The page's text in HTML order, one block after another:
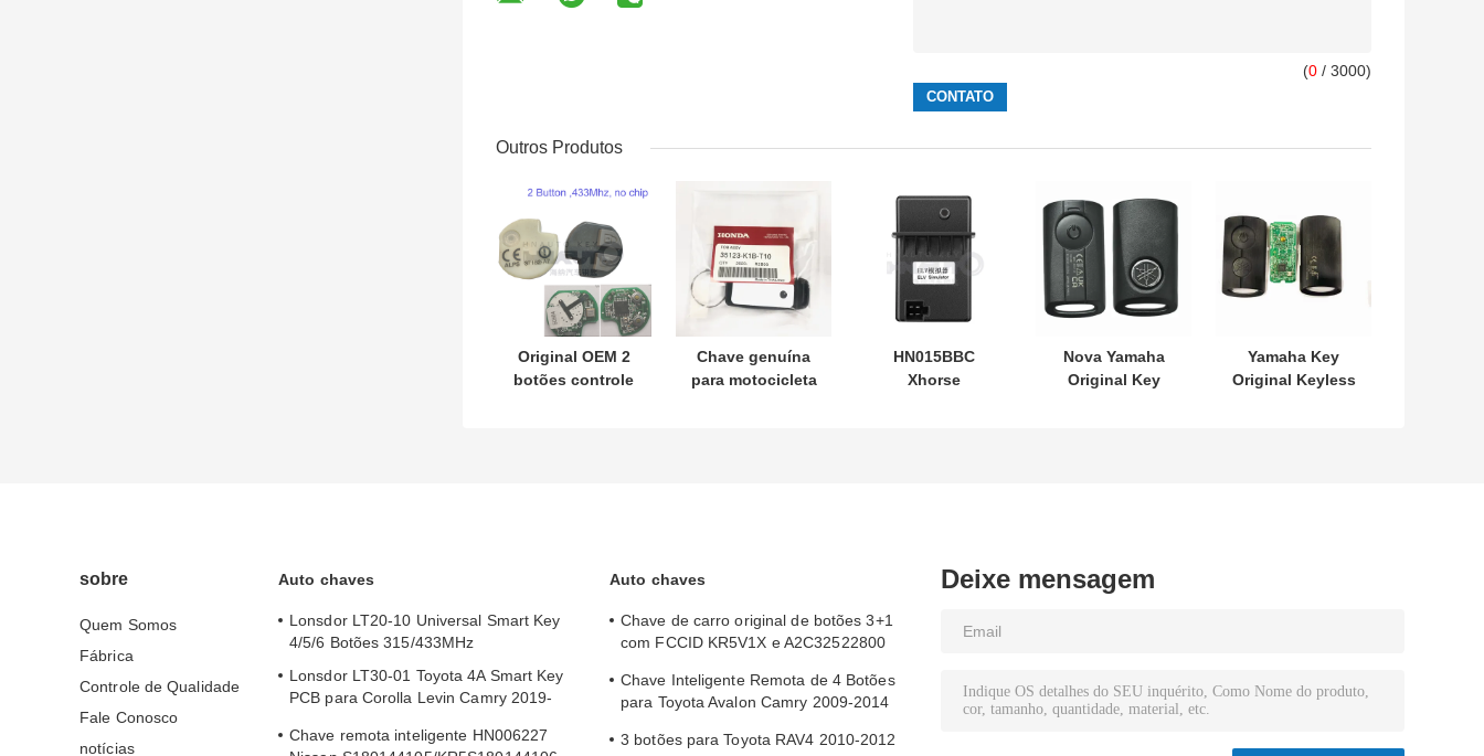
(0 / 3000)
Outros Produtos
Original OEM 2
botões controle
Chave genuína
para motocicleta
HN015BBC
Xhorse
Nova Yamaha
Original Key
Yamaha Key
Original Keyless
sobre
Quem Somos
Fábrica
Controle de Qualidade
Fale Conosco
notícias
Auto chaves
Lonsdor LT20-10 Universal Smart Key
4/5/6 Botões 315/433MHz
Lonsdor LT30-01 Toyota 4A Smart Key
PCB para Corolla Levin Camry 2019-
Chave remota inteligente HN006227
Auto chaves
Chave de carro original de botões 3+1
com FCCID KR5V1X e A2C32522800
Chave Inteligente Remota de 4 Botões
para Toyota Avalon Camry 2009-2014
3 botões para Toyota RAV4 2010-2012
Deixe mensagem